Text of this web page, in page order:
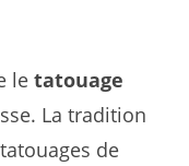
le tatouage
La tradition
de